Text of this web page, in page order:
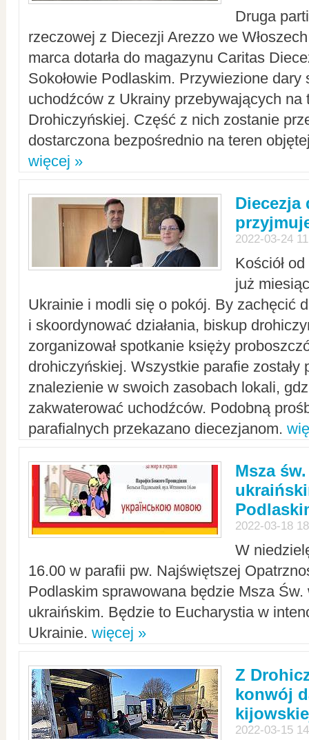
Druga
rzeczowej z Diecezji Arezzo we
marca dotarła do magazynu Caritas
Sokołowie Podlaskim. Przywiezione dary
uchodźców z Ukrainy przebywających na
Drohiczyńskiej. Część z nich zostanie
dostarczona bezpośrednio na teren
więcej »
Diecezja
2022-03-24
Kościół
już
Ukrainie i modli się o pokój. By zachęcić
i skoordynować działania, biskup
zorganizował spotkanie księży
drohiczyńskiej. Wszystkie parafie zostały
znalezienie w swoich zasobach lokali,
zakwaterować uchodźców. Podobną
parafialnych przekazano diecezjanom.
Msza
2022-03-18
W
16.00 w parafii pw. Najświętszej
Podlaskim sprawowana będzie Msza Św.
ukraińskim. Będzie to Eucharystia w
Ukrainie. więcej »
Z
konwój
2022-03-15